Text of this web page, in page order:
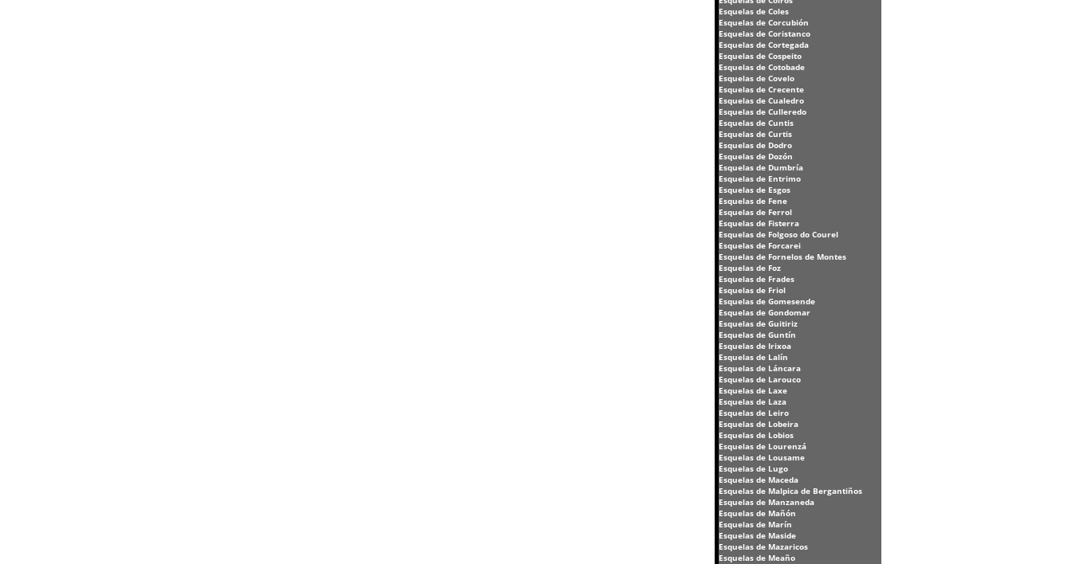
Esquelas de Coles
Esquelas de Corcubión
Esquelas de Coristanco
Esquelas de Cortegada
Esquelas de Cospeito
Esquelas de Cotobade
Esquelas de Covelo
Esquelas de Crecente
Esquelas de Cualedro
Esquelas de Culleredo
Esquelas de Cuntis
Esquelas de Curtis
Esquelas de Dodro
Esquelas de Dozón
Esquelas de Dumbría
Esquelas de Entrimo
Esquelas de Esgos
Esquelas de Fene
Esquelas de Ferrol
Esquelas de Fisterra
Esquelas de Folgoso do Courel
Esquelas de Forcarei
Esquelas de Fornelos de Montes
Esquelas de Foz
Esquelas de Frades
Esquelas de Friol
Esquelas de Gomesende
Esquelas de Gondomar
Esquelas de Guitiriz
Esquelas de Guntín
Esquelas de Irixoa
Esquelas de Lalín
Esquelas de Láncara
Esquelas de Larouco
Esquelas de Laxe
Esquelas de Laza
Esquelas de Leiro
Esquelas de Lobeira
Esquelas de Lobios
Esquelas de Lourenzá
Esquelas de Lousame
Esquelas de Lugo
Esquelas de Maceda
Esquelas de Malpica de Bergantiños
Esquelas de Manzaneda
Esquelas de Mañón
Esquelas de Marín
Esquelas de Maside
Esquelas de Mazaricos
Esquelas de Meaño